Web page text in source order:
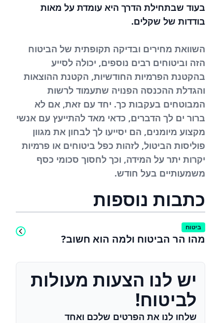
בעוד שבתחילת הדרך היא עומדת על מאות
בודדות של שקלים.
השוואת מחירים ובדיקה תקופתית של הביטוח
הזה וביטוחים רבים נוספים, יכולה לסייע
בהקטנת הפרמיות החודשיות, הקטנת ההוצאות
והגדלת ההכנסה הפנויה שתעמוד לרשות
המבוטחים בעקבות כך. יחד עם זאת, אם לא
ברור ים לך הדברים, כדאי מאד להתייעץ עם אנשי
מקצוע מיומנים, הם יסייעו לך לבחון את מגוון
פוליסות הביטול, לזהות כפל ביטוחים או פרמיות
יקרות יתר על המידה, וכך לחסוך סכומי כסף
משמעותיים בעל חודש.
כתבות נוספות
ביטוח
מהו הר הביטוח ולמה הוא חשוב?
יש לנו הצעות מעולות
לביטוח!
שלחו לנו את הפרטים שלכם ואחד